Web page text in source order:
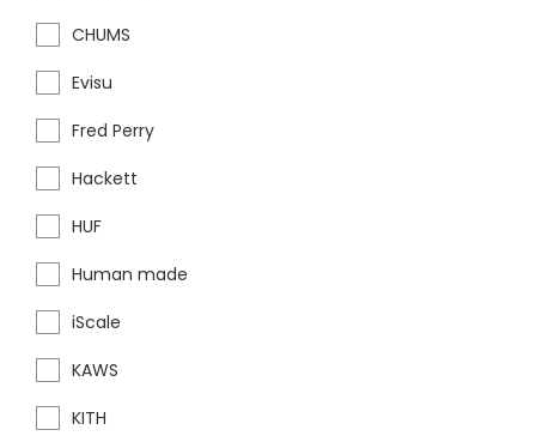
CHUMS
Evisu
Fred Perry
Hackett
HUF
Human made
iScale
KAWS
KITH